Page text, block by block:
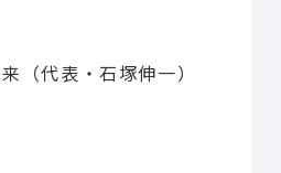
代表・石塚伸一）